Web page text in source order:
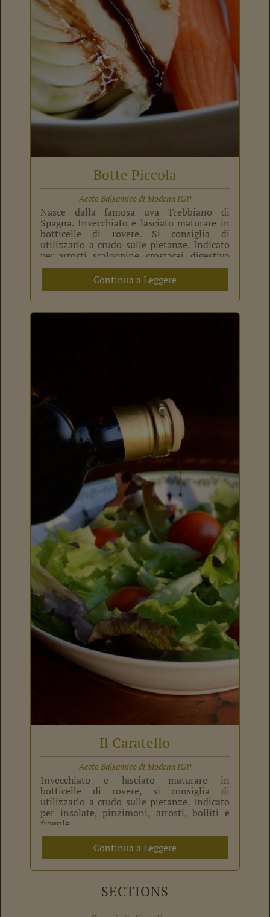
Botte Piccola
Aceto Balsamico di Modena IGP
Nasce dalla famosa uva Trebbiano di
Spagna. Invecchiato e lasciato maturare in
botticelle di rovere. Si consiglia di
utilizzarlo a crudo sulle pietanze. Indicato
per arrosti, scaloppine, crostacei, digestivo
a fine pasto o degustazione.
Continua a Leggere
Il Caratello
Aceto Balsamico di Modena IGP
Invecchiato e lasciato maturare in
botticelle di rovere, si consiglia di
utilizzarlo a crudo sulle pietanze. Indicato
per insalate, pinzimoni, arrosti, bolliti e
fragole.
Continua a Leggere
SECTIONS